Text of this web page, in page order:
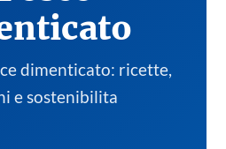
dimenticato: ricette,
e sostenibilita